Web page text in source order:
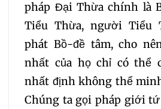
072 073
075 076
078 079
pháp Đại Thừa chính là
Tiểu Thừa, người Tiểu
phát Bồ-đề tâm, cho
nhất của họ chỉ có thể
nhất định không thể
Chúng ta gọi pháp giới